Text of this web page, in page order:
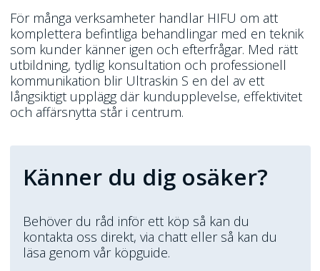
För många verksamheter handlar HIFU om att
komplettera befintliga behandlingar med en teknik
som kunder känner igen och efterfrågar. Med rätt
utbildning, tydlig konsultation och professionell
kommunikation blir Ultraskin S en del av ett
långsiktigt upplägg där kundupplevelse, effektivitet
och affärsnytta står i centrum.
Känner du dig osäker?
Behöver du råd inför ett köp så kan du
kontakta oss direkt, via chatt eller så kan du
läsa genom vår köpguide.